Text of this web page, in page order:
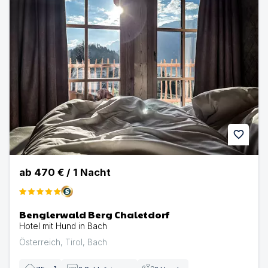
favorite
ab 470 € / 1 Nacht
Benglerwald Berg Chaletdorf
Hotel mit Hund in Bach
Österreich, Tirol , Bach